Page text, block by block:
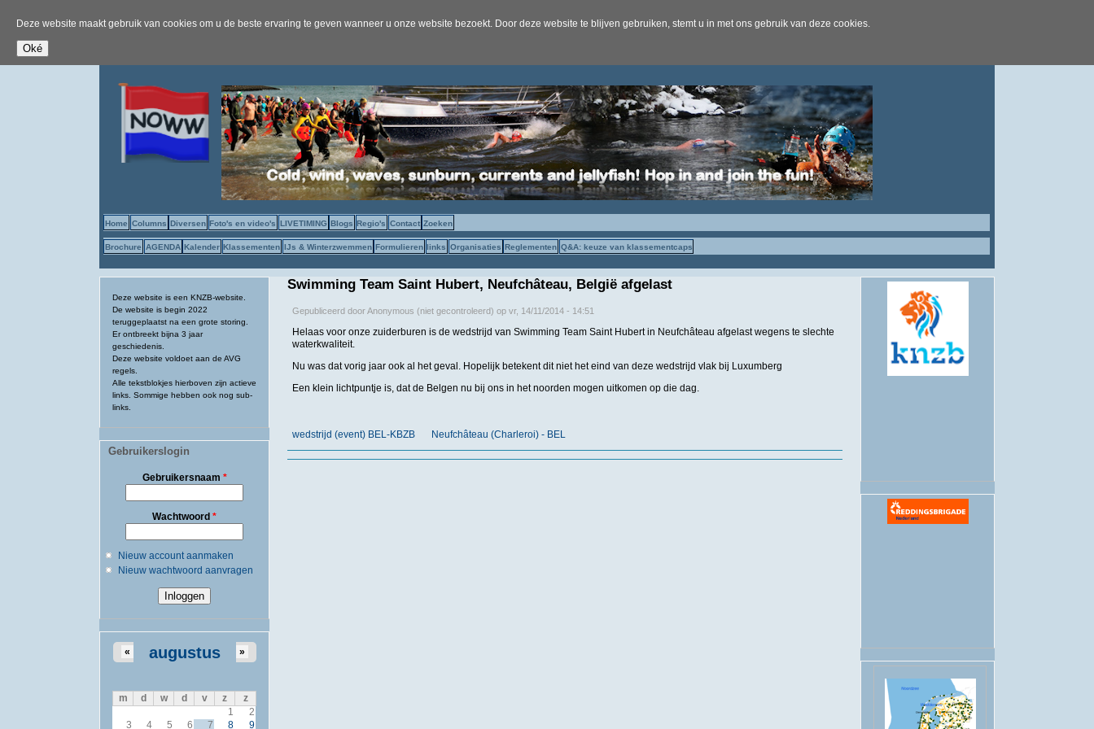
Deze website maakt gebruik van cookies om u de beste ervaring te geven wanneer u onze website bezoekt. Door deze website te blijven gebruiken, stemt u in met ons gebruik van deze cookies.
Home Columns Diversen Foto's en video's LIVETIMING Blogs Regio's Contact Zoeken
Brochure AGENDA Kalender Klassementen IJs & Winterzwemmen Formulieren links Organisaties Reglementen Q&A: keuze van klassementcaps
Deze website is een KNZB-website.
De website is begin 2022
teruggeplaatst na een grote storing.
Er ontbreekt bijna 3 jaar
geschiedenis.
Deze website voldoet aan de AVG
regels.
Alle tekstblokjes hierboven zijn actieve
links. Sommige hebben ook nog sub-
links.
Gebruikerslogin
Gebruikersnaam *
Wachtwoord *
Nieuw account aanmaken
Nieuw wachtwoord aanvragen
augustus
« »
m d w d v z
z
1
2
3
4 5 6 7 8
9
Swimming Team Saint Hubert, Neufchâteau, België afgelast
Gepubliceerd doorAnonymous (niet gecontroleerd) op vr, 14/11/2014 - 14:51
Helaas voor onze zuiderburen is de wedstrijd van Swimming Team Saint Hubert in Neufchâteau afgelast wegens te slechte
waterkwaliteit.
Nu was dat vorig jaar ook al het geval. Hopelijk betekent dit niet het eind van deze wedstrijd vlak bij Luxumberg
Een klein lichtpuntje is, dat de Belgen nu bij ons in het noorden mogen uitkomen op die dag.
wedstrijd (event) BEL-KBZB Neufchâteau (Charleroi) - BEL